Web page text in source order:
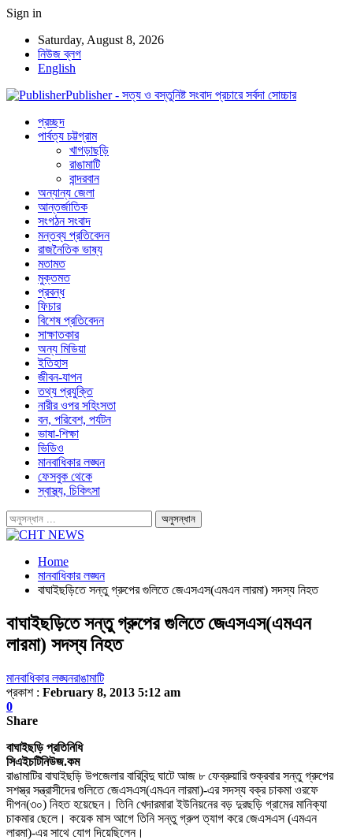
Sign in
Saturday, August 8, 2026
নিউজ ব্লগ
English
Publisher - সত্য ও বস্তুনিষ্ট সংবাদ প্রচারে সর্বদা সোচ্চার
প্রচ্ছদ
পার্বত্য চট্টগ্রাম
খাগড়াছড়ি
রাঙামাটি
বান্দরবান
অন্যান্য জেলা
আন্তর্জাতিক
সংগঠন সংবাদ
মন্তব্য প্রতিবেদন
রাজনৈতিক ভাষ্য
মতামত
মুক্তমত
প্রবন্ধ
ফিচার
বিশেষ প্রতিবেদন
সাক্ষাতকার
অন্য মিডিয়া
ইতিহাস
জীবন-যাপন
তথ্য প্রযুক্তি
নারীর ওপর সহিংসতা
বন, পরিবেশ, পর্যটন
ভাষা-শিক্ষা
ভিডিও
মানবাধিকার লঙ্ঘন
ফেসবুক থেকে
স্বাস্থ্য, চিকিৎসা
Home
মানবাধিকার লঙ্ঘন
বাঘাইছড়িতে সন্তু গ্রুপের গুলিতে জেএসএস(এমএন লারমা) সদস্য নিহত
বাঘাইছড়িতে সন্তু গ্রুপের গুলিতে জেএসএস(এমএন
লারমা) সদস্য নিহত
মানবাধিকার লঙ্ঘনরাঙামাটি
প্রকাশ : February 8, 2013 5:12 am
0
Share
বাঘাইছড়ি প্রতিনিধি
সিএইচটিনিউজ.কম
রাঙামাটির বাঘাইছড়ি উপজেলার বারিবিন্দু ঘাটে আজ ৮ ফেব্রুয়ারি শুক্রবার সন্তু গ্রুপের
সশস্ত্র সন্ত্রাসীদের গুলিতে জেএসএস(এমএন লারমা)-এর সদস্য বক্র চাকমা ওরফে
দীপন(৩০) নিহত হয়েছেন। তিনি খেদারমারা ইউনিয়নের বড় দুরছড়ি গ্রামের মানিক্যা
চাকমার ছেলে। কয়েক মাস আগে তিনি সন্তু গ্রুপ ত্যাগ করে জেএসএস (এমএন
লারমা)-এর সাথে যোগ দিয়েছিলেন।